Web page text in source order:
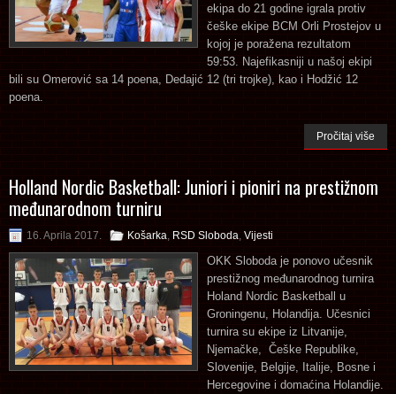
ekipa do 21 godine igrala protiv
češke ekipe BCM Orli Prostejov u
kojoj je poražena rezultatom
59:53. Najefikasniji u našoj ekipi
bili su Omerović sa 14 poena, Dedajić 12 (tri trojke), kao i Hodžić 12
poena.
Pročitaj više
Holland Nordic Basketball: Juniori i pioniri na prestižnom
međunarodnom turniru
16. Aprila 2017. Košarka RSD Sloboda Vijesti
OKK Sloboda je ponovo učesnik
prestižnog međunarodnog turnira
Holand Nordic Basketball u
Groningenu, Holandija. Učesnici
turnira su ekipe iz Litvanije,
Njemačke, Češke Republike,
Slovenije, Belgije, Italije, Bosne i
Hercegovine i domaćina Holandije.